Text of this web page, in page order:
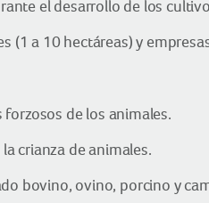
el desarrollo de los
(1 a 10 hectáreas) y
de los animales.
crianza de animales.
bovino, ovino, porcino y